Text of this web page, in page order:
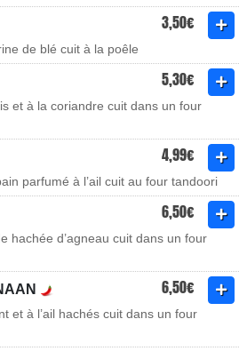
3,50€
de blé cuit à la poêle
5,30€
et à la coriandre cuit dans un four
4,99€
parfumé à l’ail cuit au four tandoori
6,50€
hachée d’agneau cuit dans un four
6,50€
et à l’ail hachés cuit dans un four